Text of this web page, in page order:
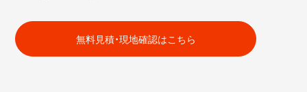
無料見積・現地確認はこちら